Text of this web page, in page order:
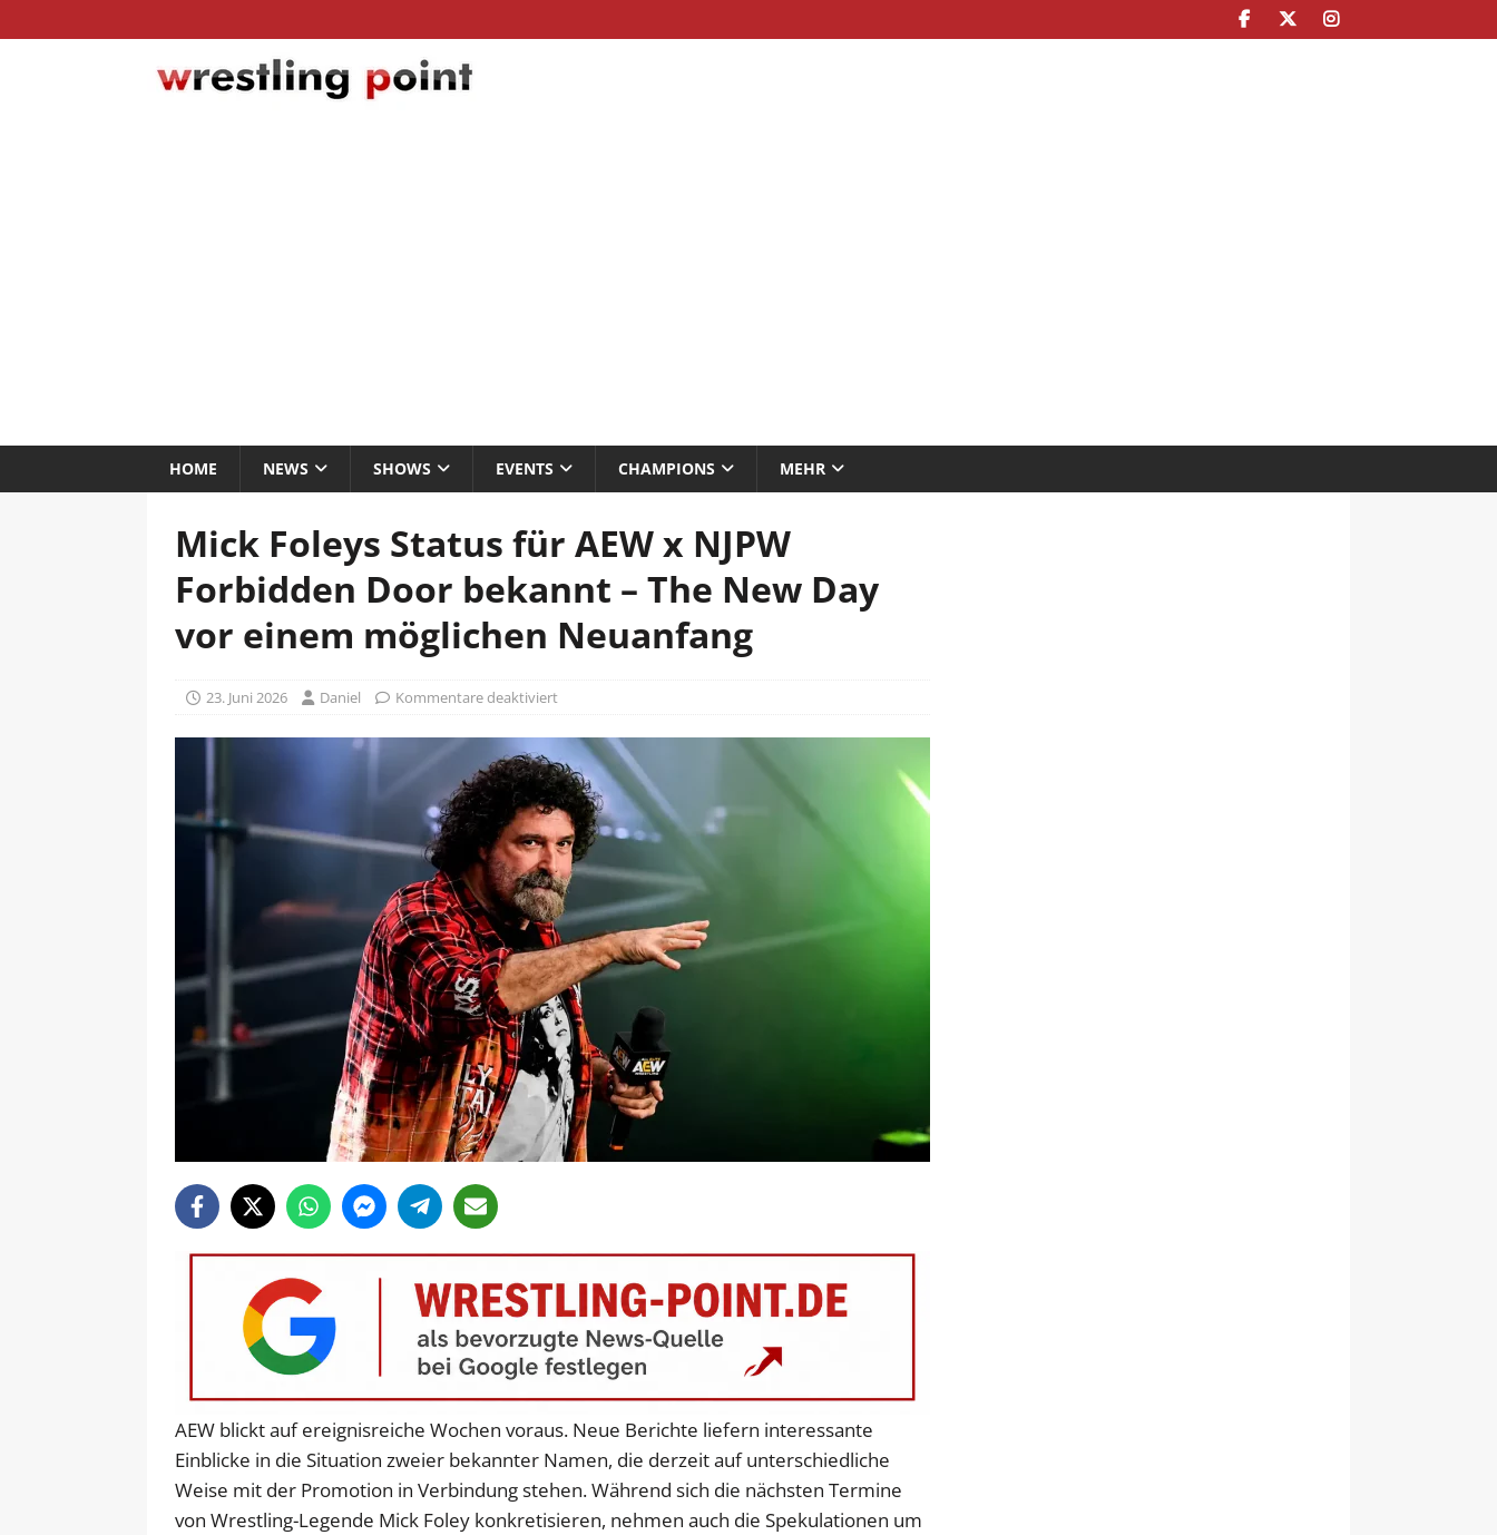
HOME NEWS SHOWS EVENTS CHAMPIONS MEHR
Mick Foleys Status für AEW x NJPW
Forbidden Door bekannt – The New Day
vor einem möglichen Neuanfang
23. Juni 2026 Daniel Kommentare deaktiviert
AEW blickt auf ereignisreiche Wochen voraus. Neue Berichte liefern interessante
Einblicke in die Situation zweier bekannter Namen, die derzeit auf unterschiedliche
Weise mit der Promotion in Verbindung stehen. Während sich die nächsten Termine
von Wrestling-Legende Mick Foley konkretisieren, nehmen auch die Spekulationen um